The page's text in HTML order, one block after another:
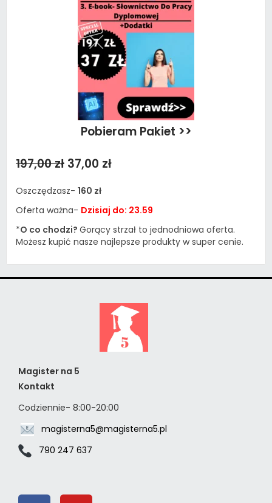
Pobieram Pakiet >>
197,00 zł 37,00 zł
Oszczędzasz- 160 zł
Oferta ważna- Dzisiaj do: 23.59
*O co chodzi? Gorący strzał to jednodniowa oferta.
Możesz kupić nasze najlepsze produkty w super cenie.
Magister na 5
Kontakt
Codziennie- 8:00-20:00
magisterna5@magisterna5.pl
790 247 637